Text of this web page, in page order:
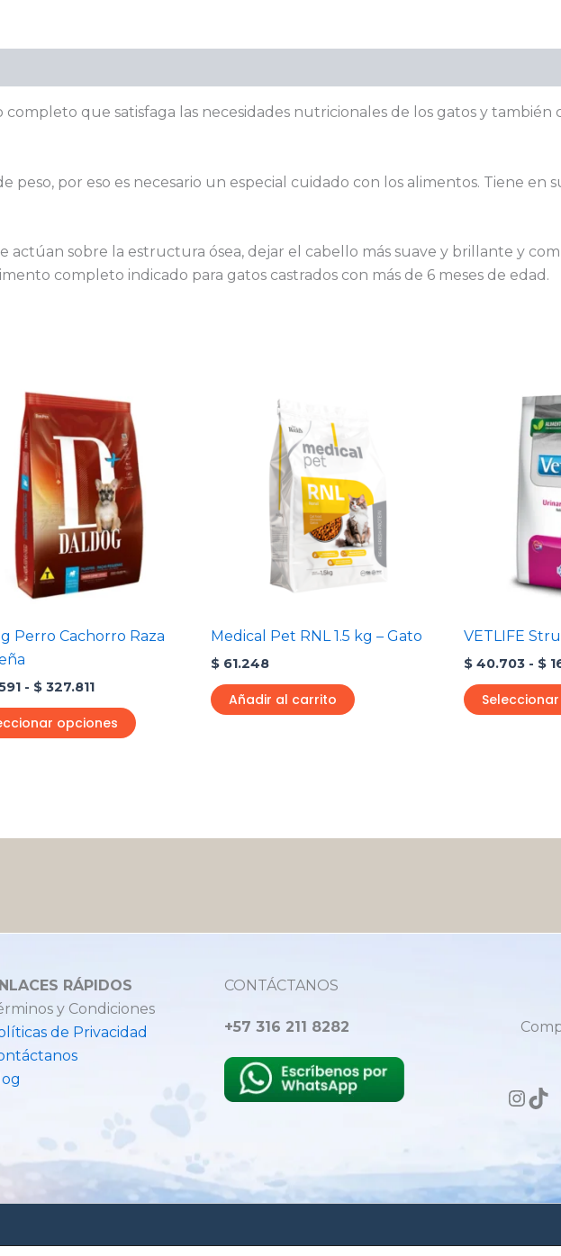
completo que satisfaga las necesidades nutricionales de los gatos y también
peso, por eso es necesario un especial cuidado con los alimentos. Tiene en
sobre la estructura ósea, dejar el cabello más suave y brillante y
completo indicado para gatos castrados con más de 6 meses de edad.
Perro Cachorro Raza
- $ 327.811
de
precios:
desde
$ 149.591
hasta
$ 327.811
opciones
tiene
múltiples
variantes.
Las
se
pueden
la
producto
Medical Pet RNL 1.5 kg – Gato
$ 61.248
Añadir al carrito
VETLIFE
$ 40.703 - $
RÁPIDOS
y Condiciones
de Privacidad
CONTÁCTANOS
+57 316 211 8282
Hecho con amor para mascotas felices